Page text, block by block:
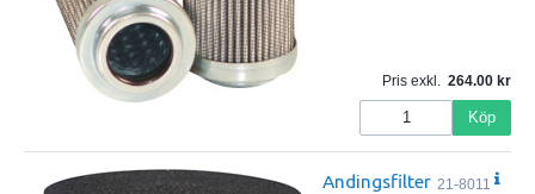
Pris exkl. 264.00
Köp
Andingsfilter 21-8011